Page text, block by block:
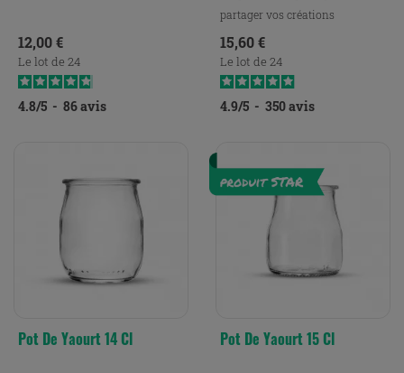
Prix
12,00 €
Le lot de 24
4.8/5 - 86avis
partager vos créations
Prix
15,60 €
Le lot de 24
4.9/5 - 350avis
Pot De Yaourt 14 Cl Pot De Yaourt 15 Cl